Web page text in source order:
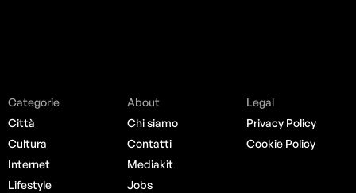
Categorie
Città
Cultura
Internet
Lifestyle
About
Chi siamo
Contatti
Mediakit
Jobs
Legal
Privacy Policy
Cookie Policy